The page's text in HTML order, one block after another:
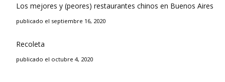
Los mejores y (peores) restaurantes chinos en Buenos Aires
publicado el septiembre 16, 2020
Recoleta
publicado el octubre 4, 2020